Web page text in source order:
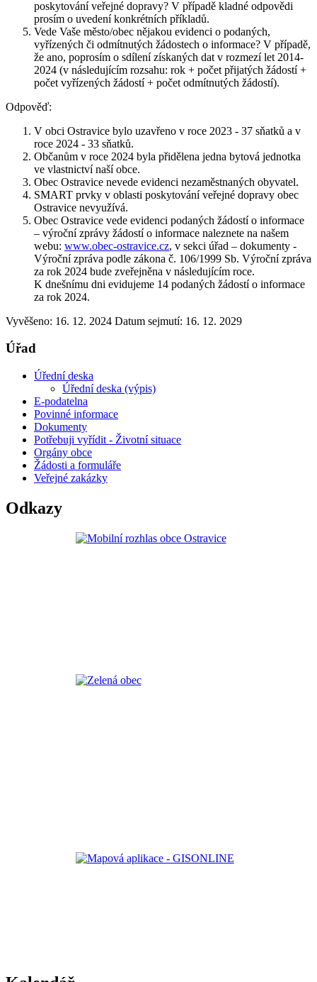
poskytování veřejné dopravy? V případě kladné odpovědi
prosím o uvedení konkrétních příkladů.
Vede Vaše město/obec nějakou evidenci o podaných,
vyřízených či odmítnutých žádostech o informace? V případě,
že ano, poprosím o sdílení získaných dat v rozmezí let 2014-
2024 (v následujícím rozsahu: rok + počet přijatých žádostí +
počet vyřízených žádostí + počet odmítnutých žádostí).
Odpověď:
V obci Ostravice bylo uzavřeno v roce 2023 - 37 sňatků a v
roce 2024 - 33 sňatků.
Občanům v roce 2024 byla přidělena jedna bytová jednotka
ve vlastnictví naší obce.
Obec Ostravice nevede evidenci nezaměstnaných obyvatel.
SMART prvky v oblasti poskytování veřejné dopravy obec
Ostravice nevyužívá.
Obec Ostravice vede evidenci podaných žádostí o informace
– výroční zprávy žádostí o informace naleznete na našem
webu: www.obec-ostravice.cz, v sekci úřad – dokumenty -
Výroční zpráva podle zákona č. 106/1999 Sb. Výroční zpráva
za rok 2024 bude zveřejněna v následujícím roce.
K dnešnímu dni evidujeme 14 podaných žádostí o informace
za rok 2024.
Vyvěšeno: 16. 12. 2024 Datum sejmutí: 16. 12. 2029
Úřad
Úřední deska
Úřední deska (výpis)
E-podatelna
Povinné informace
Dokumenty
Potřebuji vyřídit - Životní situace
Orgány obce
Žádosti a formuláře
Veřejné zakázky
Odkazy